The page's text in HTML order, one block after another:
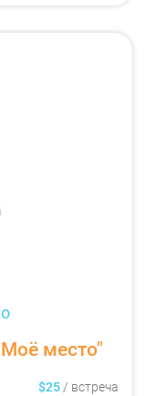
место"
$25/ встреча